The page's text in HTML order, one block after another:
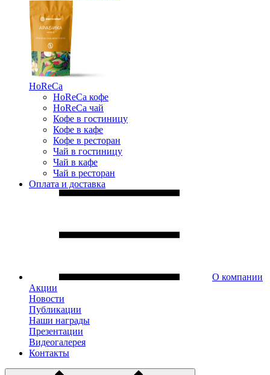
HoReCa
HoReCa кофе
HoReCa чай
Кофе в гостиницу
Кофе в кафе
Кофе в ресторан
Чай в гостиницу
Чай в кафе
Чай в ресторан
Оплата и доставка
О компании
Акции
Новости
Публикации
Наши награды
Презентации
Видеогалерея
Контакты